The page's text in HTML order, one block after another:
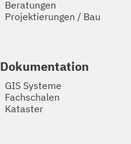
Beratungen
Projektierungen / Bau
Dokumentation
GIS Systeme
Fachschalen
Kataster